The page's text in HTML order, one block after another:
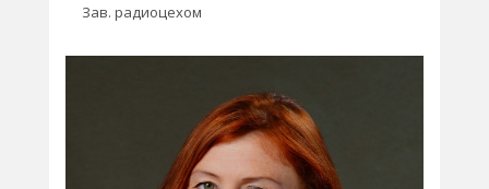
Зав. радиоцехом